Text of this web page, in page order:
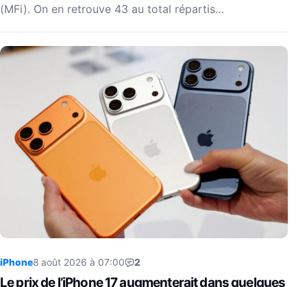
(MFi). On en retrouve 43 au total répartis…
iPhone8 août 2026 à 07:00 2
Le prix de l’iPhone 17 augmenterait dans quelques